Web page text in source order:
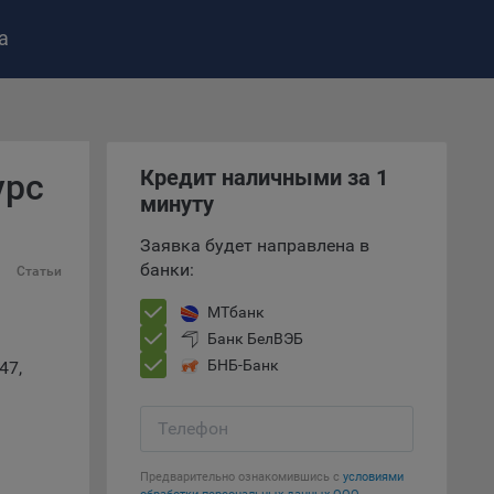
–
Статьи
Кредит наличными за 1
минуту
Заявка будет направлена в
банки:
МТбанк
Банк БелВЭБ
БНБ-Банк
Телефон
Предварительно ознакомившись с условиями